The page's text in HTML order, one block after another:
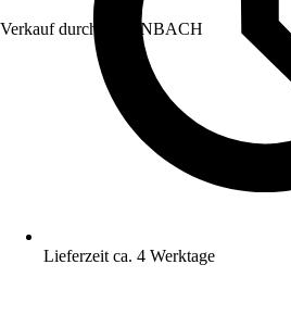
Verkauf durch: HORNBACH
Lieferzeit ca. 4 Werktage